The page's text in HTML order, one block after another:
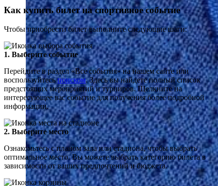
Как купить билет на спортивное событие
Чтобы приобрести билет выполните следующие шаги:
1. Выберите событие
Перейдите в раздел «Все события» на нашем сайте или
воспользуйтесьпоиском. Здесь вы найдете полный список
предстоящих мероприятий и турниров. Щелкните на
интересующее вас событие для получения более подробной
информации.
2. Выберите место
Ознакомьтесь с планом зала или стадиона, чтобы выбрать
оптимальное место. Вы можете выбрать категорию билета в
зависимости от ваших предпочтений и бюджета.